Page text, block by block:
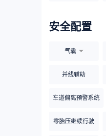
安全配置
气囊
并线辅助
车道偏离预警系统
零胎压继续行驶